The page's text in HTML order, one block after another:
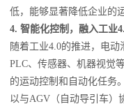
低，能够显著降低企业的
4.智能化控制，融入工业
随着工业4.0的推进，电
PLC、传感器、机器视觉
的运动控制和自动化任务
以与AGV（自动导引车）